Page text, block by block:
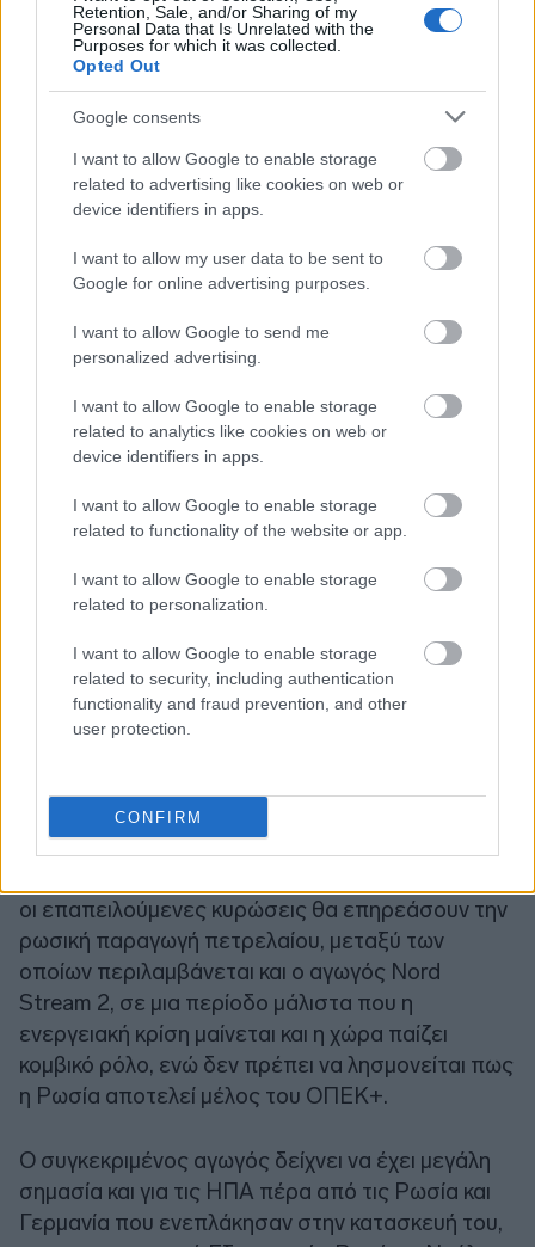
Retention, Sale, and/or Sharing of my
Personal Data that Is Unrelated with the
Purposes for which it was collected.
Opted Out
Google consents
I want to allow Google to enable storage
related to advertising like cookies on web or
device identifiers in apps.
I want to allow my user data to be sent to
Google for online advertising purposes.
I want to allow Google to send me
personalized advertising.
I want to allow Google to enable storage
related to analytics like cookies on web or
device identifiers in apps.
I want to allow Google to enable storage
related to functionality of the website or app.
I want to allow Google to enable storage
related to personalization.
I want to allow Google to enable storage
related to security, including authentication
functionality and fraud prevention, and other
user protection.
CONFIRM
Μπάιντεν πως θα επιβάλλει προσωπικές
κυρώσεις στον Βλαντιμίρ Πούτιν.
οι επαπειλούμενες κυρώσεις θα επηρεάσουν την
ρωσική παραγωγή πετρελαίου, μεταξύ των
οποίων περιλαμβάνεται και ο αγωγός Nord
Stream 2, σε μια περίοδο μάλιστα που η
ενεργειακή κρίση μαίνεται και η χώρα παίζει
κομβικό ρόλο, ενώ δεν πρέπει να λησμονείται πως
η Ρωσία αποτελεί μέλος του ΟΠΕΚ+.
Ο συγκεκριμένος αγωγός δείχνει να έχει μεγάλη
σημασία και για τις ΗΠΑ πέρα από τις Ρωσία και
Γερμανία που ενεπλάκησαν στην κατασκευή του,